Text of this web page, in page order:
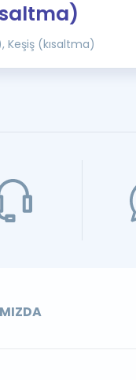
Keşiş (kısaltma)